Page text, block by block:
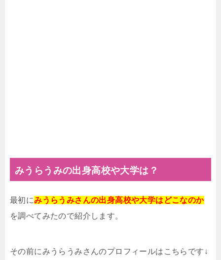
みうらうみの出身高校や大学は？
最初にみうらうみさんの出身高校や大学はどこなのか
を調べてみたので紹介します。
その前にみうらうみさんのプロフィールはこちらです↓